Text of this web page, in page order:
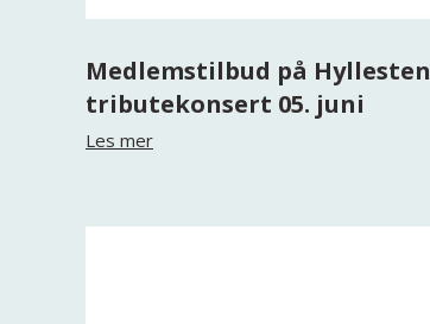
Medlemstilbud på Hyllesten
tributekonsert 05. juni
Les mer